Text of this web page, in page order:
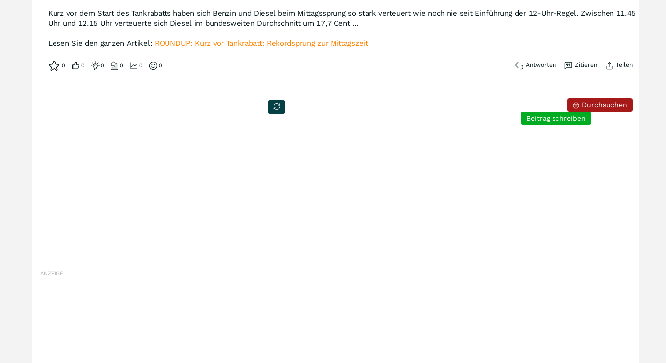
Kurz vor dem Start des Tankrabatts haben sich Benzin und Diesel beim Mittagssprung so stark verteuert wie noch nie seit Einführung der 12-Uhr-Regel. Zwischen 11.45
Uhr und 12.15 Uhr verteuerte sich Diesel im bundesweiten Durchschnitt um 17,7 Cent …
Lesen Sie den ganzen Artikel: ROUNDUP: Kurz vor Tankrabatt: Rekordsprung zur Mittagszeit
0 0 0 0 0 0 Antworten Zitieren Teilen
Durchsuchen
Beitrag schreiben